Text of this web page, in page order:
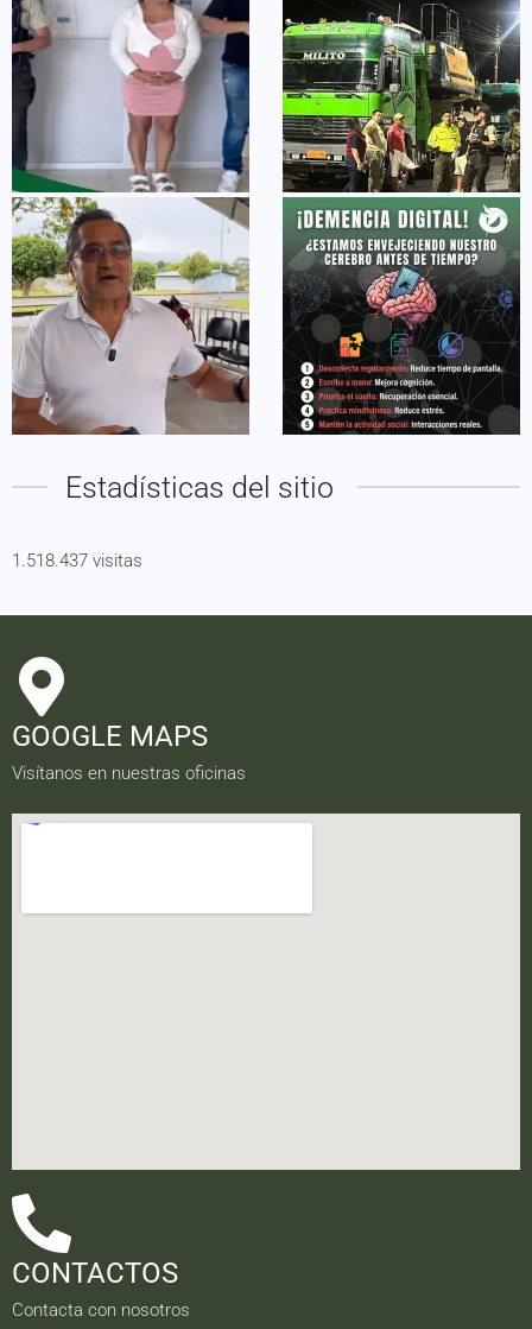
Estadísticas del sitio
1.518.437 visitas
GOOGLE MAPS
Visítanos en nuestras oficinas
CONTACTOS
Contacta con nosotros